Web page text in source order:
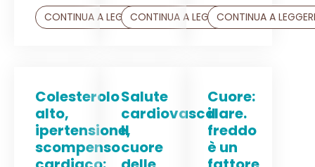
CONTINUA A LEGGERECONTINUA A LEGGERECONTINUA A
Colesterolo
alto,
ipertensione,
scompenso
Salute
cardiovascolare.
Il
cuore
Cuore:
il
freddo
è un